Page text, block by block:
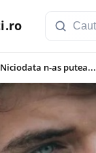
Niciodata n-as putea...